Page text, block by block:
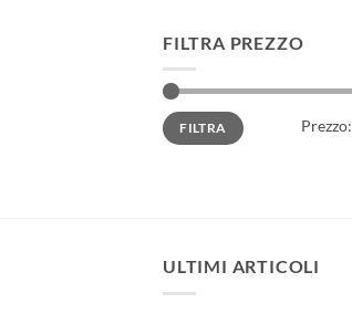
FILTRA PREZZO
Prezzo
Min
Prezzo
MaxFILTRA Prezzo:
ULTIMI ARTICOLI